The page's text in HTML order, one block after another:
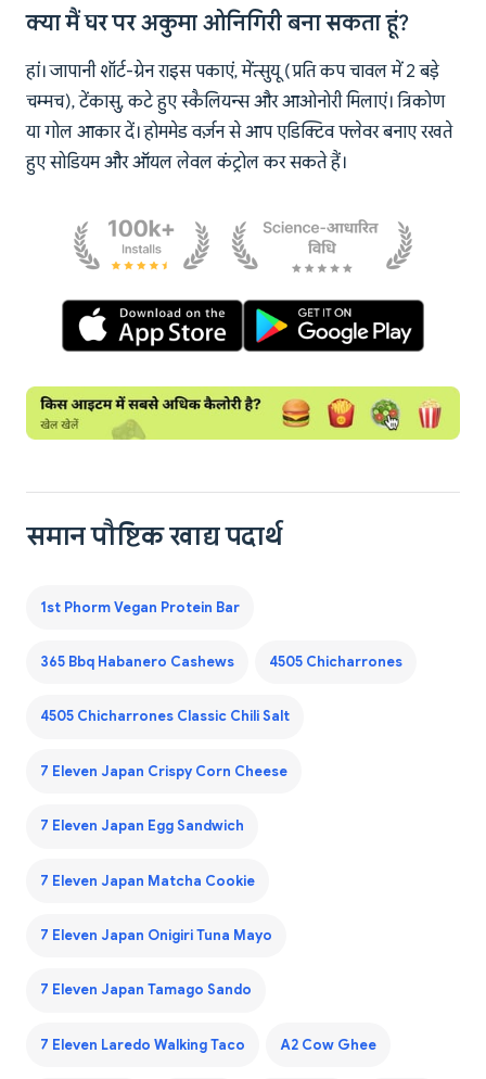
क्या मैं घर पर अकुमा ओनिगिरी बना सकता हूं?
हां। जापानी शॉर्ट-ग्रेन राइस पकाएं, मेंत्सुयू (प्रति कप चावल में 2 बड़े
चम्मच), टेंकासु, कटे हुए स्कैलियन्स और आओनोरी मिलाएं। त्रिकोण
या गोल आकार दें। होममेड वर्ज़न से आप एडिक्टिव फ्लेवर बनाए रखते
हुए सोडियम और ऑयल लेवल कंट्रोल कर सकते हैं।
समान पौष्टिक खाद्य पदार्थ
1st Phorm Vegan Protein Bar
365 Bbq Habanero Cashews 4505 Chicharrones
4505 Chicharrones Classic Chili Salt
7 Eleven Japan Crispy Corn Cheese
7 Eleven Japan Egg Sandwich
7 Eleven Japan Matcha Cookie
7 Eleven Japan Onigiri Tuna Mayo
7 Eleven Japan Tamago Sando
7 Eleven Laredo Walking Taco A2 Cow Ghee